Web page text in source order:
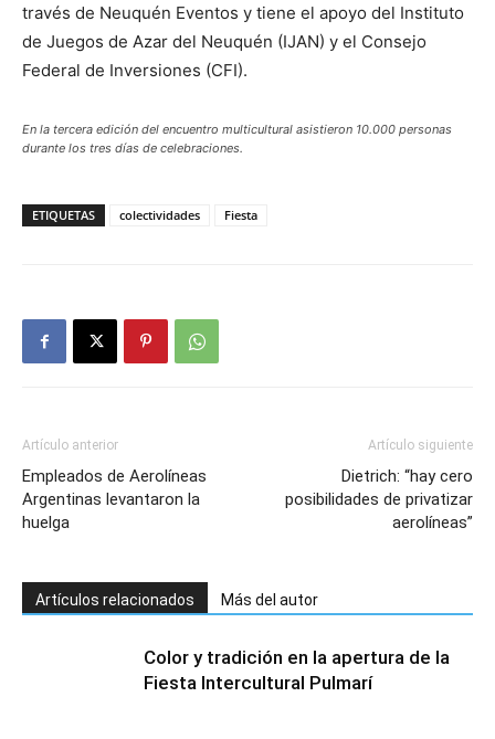
través de Neuquén Eventos y tiene el apoyo del Instituto
de Juegos de Azar del Neuquén (IJAN) y el Consejo
Federal de Inversiones (CFI).
En la tercera edición del encuentro multicultural asistieron 10.000 personas
durante los tres días de celebraciones.
ETIQUETAS colectividades Fiesta
Artículo anterior
Empleados de Aerolíneas
Argentinas levantaron la
huelga
Artículo siguiente
Dietrich: “hay cero
posibilidades de privatizar
aerolíneas”
Artículos relacionados Más del autor
Color y tradición en la apertura de la
Fiesta Intercultural Pulmarí